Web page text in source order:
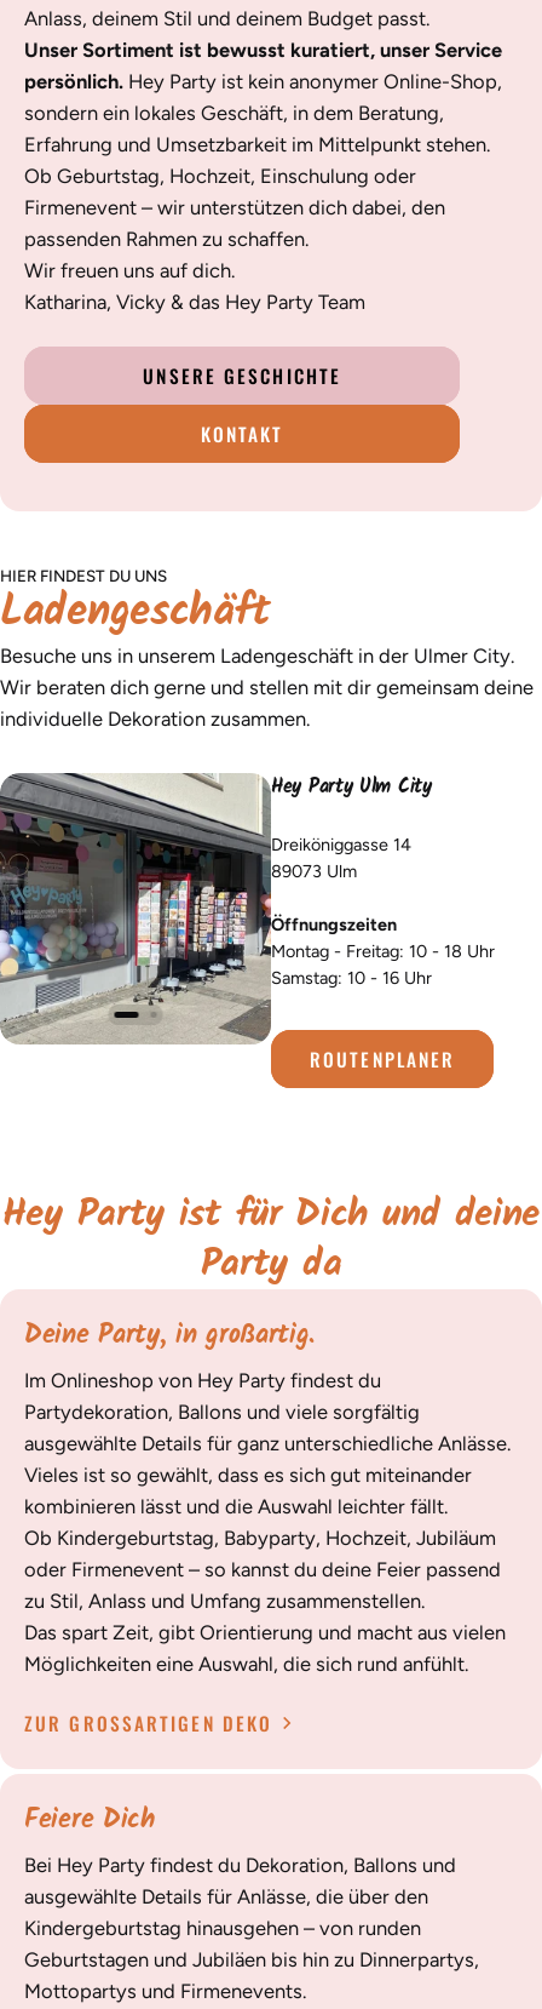
Anlass, deinem Stil und deinem Budget passt.
Unser Sortiment ist bewusst kuratiert, unser Service
persönlich. Hey Party ist kein anonymer Online-Shop,
sondern ein lokales Geschäft, in dem Beratung,
Erfahrung und Umsetzbarkeit im Mittelpunkt stehen.
Ob Geburtstag, Hochzeit, Einschulung oder
Firmenevent – wir unterstützen dich dabei, den
passenden Rahmen zu schaffen.
Wir freuen uns auf dich.
Katharina, Vicky & das Hey Party Team
UNSERE GESCHICHTE
KONTAKT
HIER FINDEST DU UNS
Ladengeschäft
Besuche uns in unserem Ladengeschäft in der Ulmer City.
Wir beraten dich gerne und stellen mit dir gemeinsam deine
individuelle Dekoration zusammen.
Hey Party Ulm City
Dreiköniggasse 14
89073 Ulm
Öffnungszeiten
Montag - Freitag: 10 - 18 Uhr
Samstag: 10 - 16 Uhr
ROUTENPLANER
Hey Party ist für Dich und deine
Party da
Deine Party, in großartig.
Im Onlineshop von Hey Party findest du
Partydekoration, Ballons und viele sorgfältig
ausgewählte Details für ganz unterschiedliche Anlässe.
Vieles ist so gewählt, dass es sich gut miteinander
kombinieren lässt und die Auswahl leichter fällt.
Ob Kindergeburtstag, Babyparty, Hochzeit, Jubiläum
oder Firmenevent – so kannst du deine Feier passend
zu Stil, Anlass und Umfang zusammenstellen.
Das spart Zeit, gibt Orientierung und macht aus vielen
Möglichkeiten eine Auswahl, die sich rund anfühlt.
ZUR GROSSARTIGEN DEKO
Feiere Dich
Bei Hey Party findest du Dekoration, Ballons und
ausgewählte Details für Anlässe, die über den
Kindergeburtstag hinausgehen – von runden
Geburtstagen und Jubiläen bis hin zu Dinnerpartys,
Mottopartys und Firmenevents.